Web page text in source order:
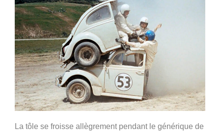
La tôle se froisse allègrement pendant le générique de